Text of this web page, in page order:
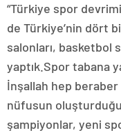
“Türkiye spor
de Türkiye’nin dört
salonları, basketbol
yaptık.Spor tabana
İnşallah hep beraber
nüfusun
şampiyonlar, yeni